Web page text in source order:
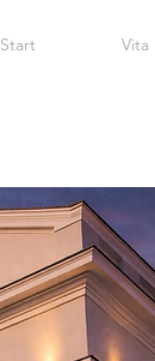
Start Vita